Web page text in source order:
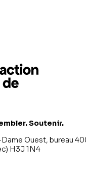
Soutenir.
Ouest, bureau
H3J 1N4